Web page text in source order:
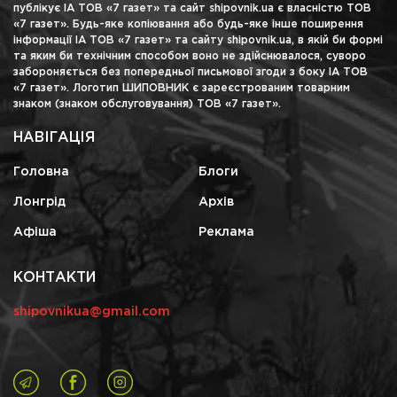
публікує ІА ТОВ «7 газет» та сайт shipovnik.ua є власністю ТОВ
«7 газет». Будь-яке копіювання або будь-яке інше поширення
інформації ІА ТОВ «7 газет» та сайту shipovnik.ua, в якій би формі
та яким би технічним способом воно не здійснювалося, суворо
забороняється без попередньої письмової згоди з боку ІА ТОВ
«7 газет». Логотип ШИПОВНИК є зареєстрованим товарним
знаком (знаком обслуговування) ТОВ «7 газет».
НАВІГАЦІЯ
Головна Блоги
Лонгрід Архів
Афіша Реклама
КОНТАКТИ
shipovnikua@gmail.com